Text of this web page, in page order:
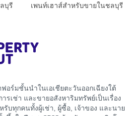
บุรี เพนท์เฮาส์สำหรับขายในชลบุรี
อร์มชั้นนำในเอเชียตะวันออกเฉียงใต้
รเช่า และขายอสังหาริมทรัพย์เป็นเรื่อง
รับทุกคนทั้งผู้เช่า, ผู้ซื้อ, เจ้าของ และนาย